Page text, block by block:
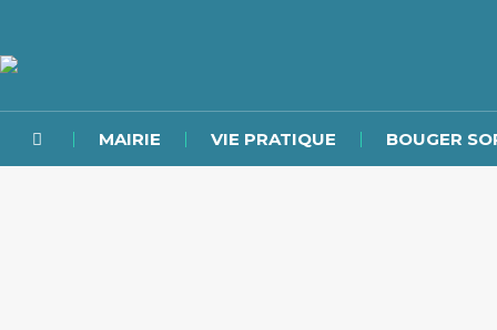
MAIRIE VIE PRATIQUE BOUGER